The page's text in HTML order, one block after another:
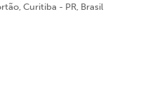
Curitiba - PR, Brasil